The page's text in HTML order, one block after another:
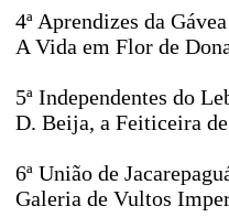
4ª Aprendizes da Gávea
A Vida em Flor de
5ª Independentes do
D. Beija, a Feiticeira
6ª União de
Galeria de Vultos